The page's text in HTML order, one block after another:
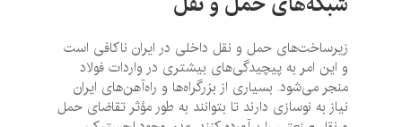
زیرساخت‌های حمل و نقل داخلی در ایران ناکافی است
و این امر به پیچیدگی‌های بیشتری در واردات فولاد
منجر می‌شود. بسیاری از بزرگراه‌ها و راه‌آهن‌های ایران
نیاز به نوسازی دارند تا بتوانند به طور مؤثر تقاضای حمل